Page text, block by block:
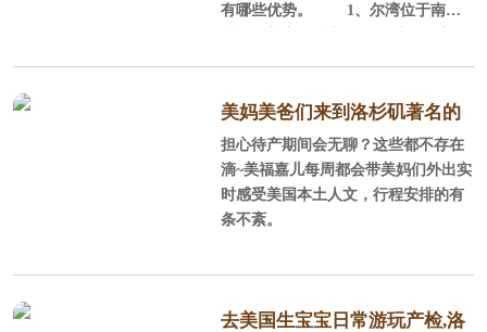
有哪些优势。 1、尔湾位于南加
靠广大的圣塔安娜山脉，这里阳光充
沛，气候温和，风景秀丽，环境优
美，平均每年286天的晴天，平均每年
降雨量300mm，年平均气温为17.
2℃，很适合孕产妈妈休养生息。
美妈美爸们来到洛杉矶著名的
staples球场感受NBA球赛
担心待产期间会无聊？这些都不存在
滴~美福嘉儿每周都会带美妈们外出实
时感受美国本土人文，行程安排的有
条不紊。
去美国生宝宝日常游玩产检,洛